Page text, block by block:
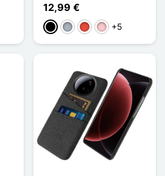
12,99 €
PretoCinzentoVermelho
Rosa+5